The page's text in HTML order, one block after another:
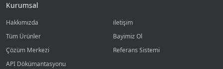
Kurumsal
Hakkımızda
iletişim
Tüm Ürünler
Bayimiz Ol
Çözüm Merkezi
Referans Sistemi
API Dökümantasyonu